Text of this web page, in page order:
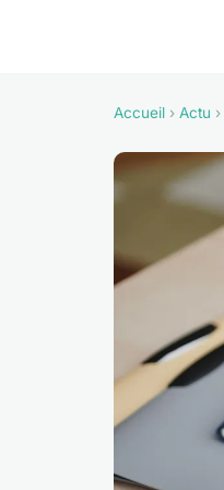
Accueil › Actu ›